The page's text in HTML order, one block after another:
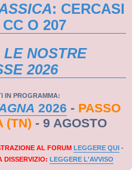
: CERCASI
O 207
LE NOSTRE
2026
IN PROGRAMMA:
2026 - PASSO
(TN) - 9 AGOSTO
AL FORUM LEGGERE QUI -
DISSERVIZIO: LEGGERE L'AVVISO